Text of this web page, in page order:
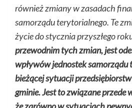
również zmiany w zasadach
samorządu terytorialnego. Te
życie do stycznia przyszłego
przewodnim tych zmian, jest
wpływów jednostek samorządu
bieżącej sytuacji
gminie. Jest to związane przede
że zarówno w sytuacjach